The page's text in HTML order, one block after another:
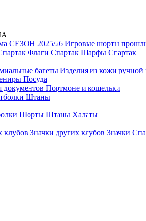
СЕЗОН 2025/26 Игровые шорты
Флаги Спартак Шарфы Спартак
багеты Изделия из кожи ручной
Посуда
документов Портмоне и кошельки
Штаны
Шорты Штаны Халаты
клубов Значки других клубов Значки